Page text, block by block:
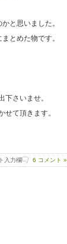
と思いました。
とめた物です。
さいませ。
て頂きます。
入力欄 6 コメント »